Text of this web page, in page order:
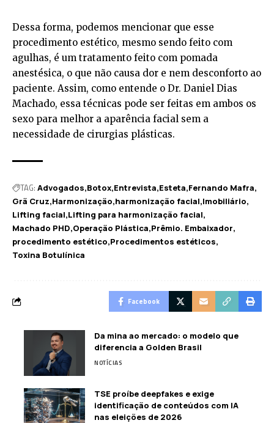
Dessa forma, podemos mencionar que esse
procedimento estético, mesmo sendo feito com
agulhas, é um tratamento feito com pomada
anestésica, o que não causa dor e nem desconforto ao
paciente. Assim, como entende o Dr. Daniel Dias
Machado, essa técnicas pode ser feitas em ambos os
sexo para melhor a aparência facial sem a
necessidade de cirurgias plásticas.
TAG: Advogados Botox Entrevista Esteta Fernando Mafra
Grã Cruz Harmonização harmonização facial Imobiliário
Lifting facial Lifting para harmonização facial
Machado PHD Operação Plástica Prêmio. Embaixador
procedimento estético Procedimentos estéticos
Toxina Botulínica
Facebook
Da mina ao mercado: o modelo que
diferencia a Golden Brasil
NOTÍCIAS
TSE proíbe deepfakes e exige
identificação de conteúdos com IA
nas eleições de 2026